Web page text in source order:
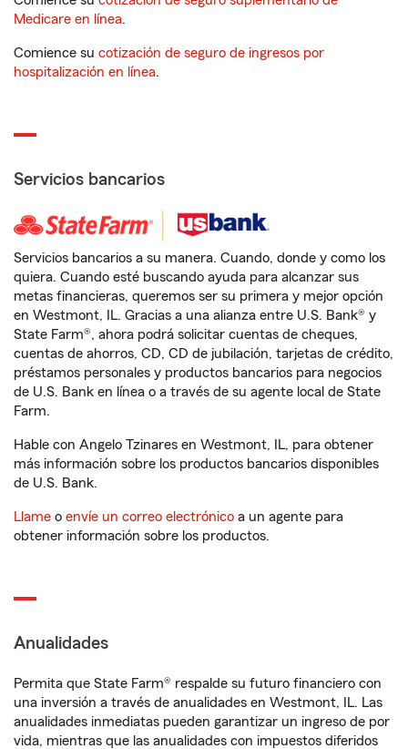
Medicare en línea.
Comience su cotización de seguro de ingresos por
hospitalización en línea.
Servicios bancarios
Servicios bancarios a su manera. Cuando, donde y como los
quiera. Cuando esté buscando ayuda para alcanzar sus
metas financieras, queremos ser su primera y mejor opción
en Westmont, IL. Gracias a una alianza entre U.S. Bank® y
State Farm®, ahora podrá solicitar cuentas de cheques,
cuentas de ahorros, CD, CD de jubilación, tarjetas de crédito,
préstamos personales y productos bancarios para negocios
de U.S. Bank en línea o a través de su agente local de State
Farm.
Hable con Angelo Tzinares en Westmont, IL, para obtener
más información sobre los productos bancarios disponibles
de U.S. Bank.
Llame o envíe un correo electrónico a un agente para
obtener información sobre los productos.
Anualidades
Permita que State Farm® respalde su futuro financiero con
una inversión a través de anualidades en Westmont, IL. Las
anualidades inmediatas pueden garantizar un ingreso de por
vida, mientras que las anualidades con impuestos diferidos